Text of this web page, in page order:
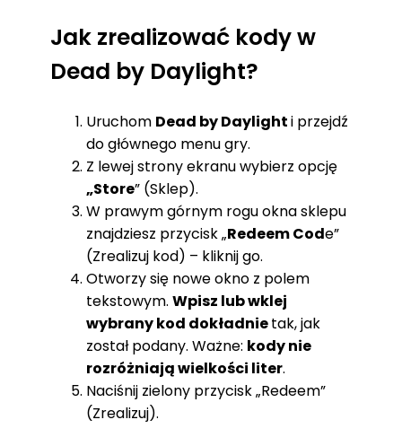
Jak zrealizować kody w
Dead by Daylight?
Uruchom Dead by Daylighti przejdź
do głównego menu gry.
Z lewej strony ekranu wybierz opcję
„Store” (Sklep).
W prawym górnym rogu okna sklepu
znajdziesz przycisk „Redeem Code”
(Zrealizuj kod) – kliknij go.
Otworzy się nowe okno z polem
tekstowym. Wpisz lub wklej
wybrany kod dokładnietak, jak
został podany. Ważne: kody nie
rozróżniają wielkości liter.
Naciśnij zielony przycisk „Redeem”
(Zrealizuj).